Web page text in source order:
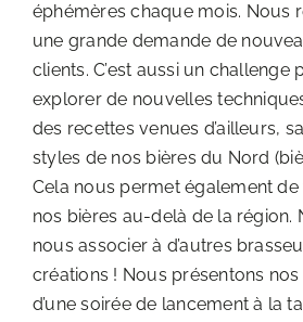
éphémères chaque mois. Nous
une grande demande de
clients. C’est aussi un challenge
explorer de nouvelles
des recettes venues d’ailleurs,
styles de nos bières du Nord
Cela nous permet également
nos bières au-delà de la région.
nous associer à d’autres
créations ! Nous présentons
d’une soirée de lancement à la